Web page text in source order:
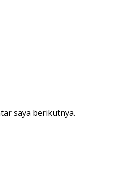
saya berikutnya.